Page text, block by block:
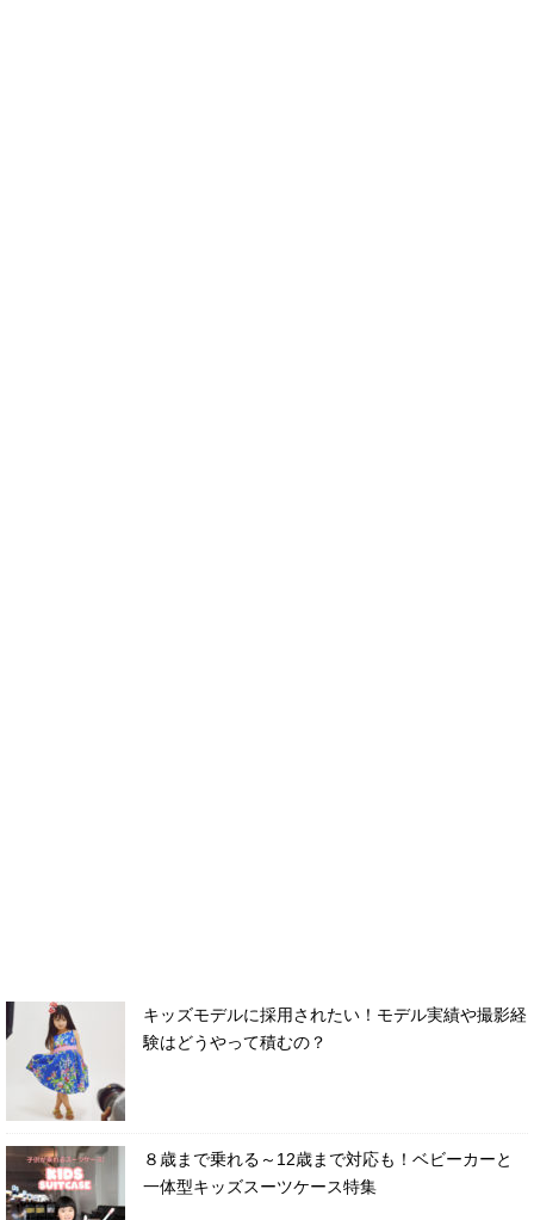
キッズモデルに採用されたい！モデル実績や撮影経
験はどうやって積むの？
８歳まで乗れる～12歳まで対応も！ベビーカーと
一体型キッズスーツケース特集